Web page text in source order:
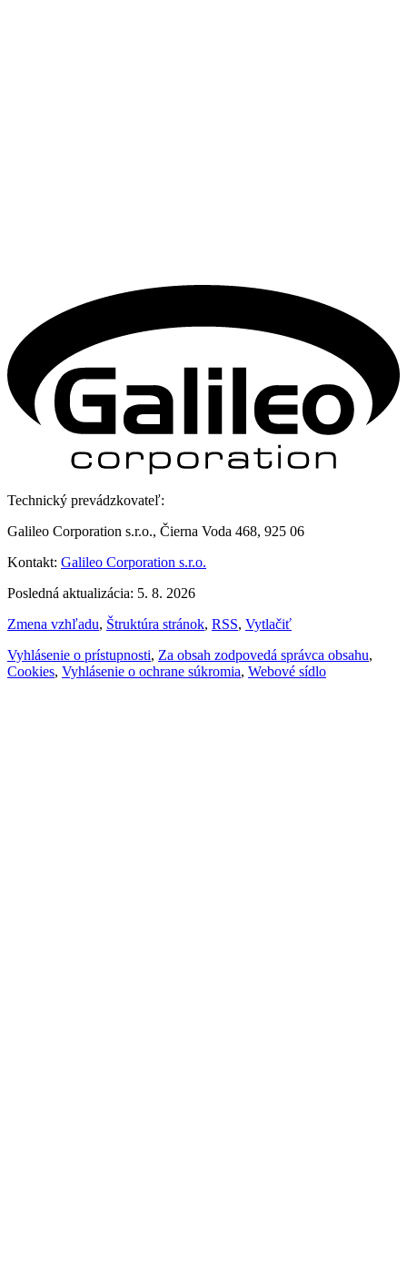
Technický prevádzkovateľ:
Galileo Corporation s.r.o., Čierna Voda 468, 925 06
Kontakt: Galileo Corporation s.r.o.
Posledná aktualizácia: 5. 8. 2026
Zmena vzhľadu, Štruktúra stránok, RSS, Vytlačiť
Vyhlásenie o prístupnosti, Za obsah zodpovedá správca obsahu,
Cookies, Vyhlásenie o ochrane súkromia, Webové sídlo